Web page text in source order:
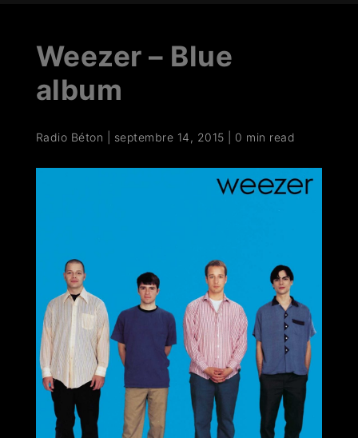
Weezer – Blue
album
Radio Béton septembre 14, 2015 0 min read